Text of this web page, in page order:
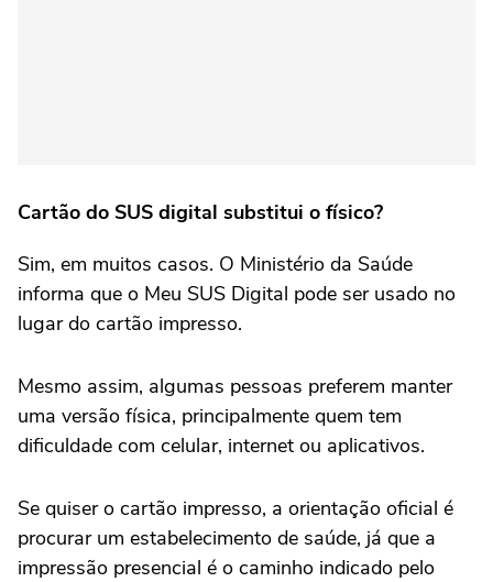
Cartão do SUS digital substitui o físico?
Sim, em muitos casos. O Ministério da Saúde
informa que o Meu SUS Digital pode ser usado no
lugar do cartão impresso.
Mesmo assim, algumas pessoas preferem manter
uma versão física, principalmente quem tem
dificuldade com celular, internet ou aplicativos.
Se quiser o cartão impresso, a orientação oficial é
procurar um estabelecimento de saúde, já que a
impressão presencial é o caminho indicado pelo